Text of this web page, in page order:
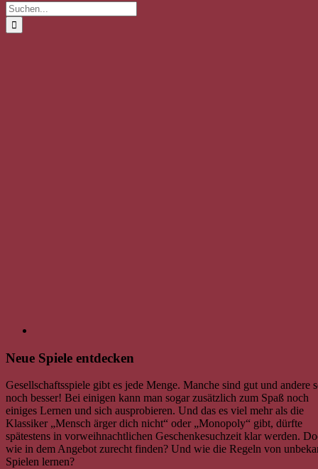
Suche
nach:
Neue Spiele entdecken
Gesellschaftsspiele gibt es jede Menge. Manche sind gut und andere
noch besser! Bei einigen kann man sogar zusätzlich zum Spaß noch
einiges Lernen und sich ausprobieren. Und das es viel mehr als die
Klassiker „Mensch ärger dich nicht“ oder „Monopoly“ gibt, dürfte
spätestens in vorweihnachtlichen Geschenkesuchzeit klar werden.
wie in dem Angebot zurecht finden? Und wie die Regeln von
Spielen lernen?